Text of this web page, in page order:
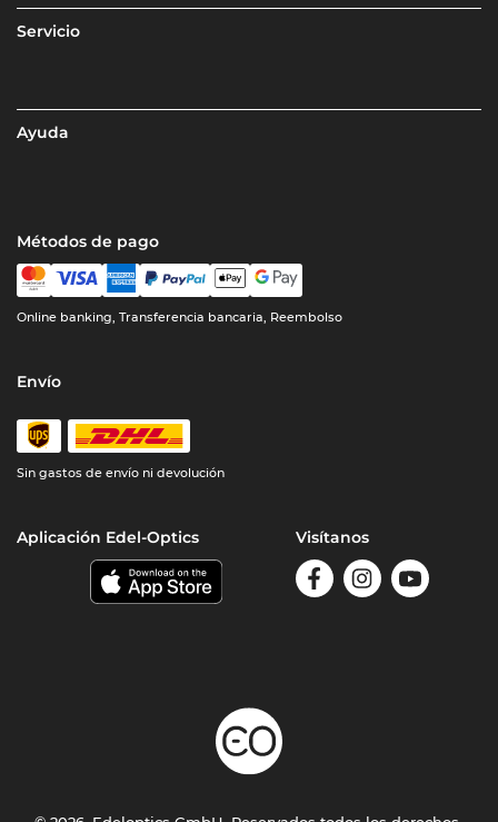
Servicio
Ayuda
Métodos de pago
Online banking, Transferencia bancaria, Reembolso
Envío
Sin gastos de envío ni devolución
Aplicación Edel-Optics Visítanos